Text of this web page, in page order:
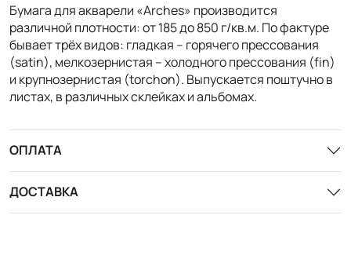
Бумага для акварели «Arches» производится
различной плотности: от 185 до 850 г/кв.м. По фактуре
бывает трёх видов: гладкая – горячего прессования
(satin), мелкозернистая – холодного прессования (fin)
и крупнозернистая (torchon). Выпускается поштучно в
листах, в различных склейках и альбомах.
ОПЛАТА
ДОСТАВКА